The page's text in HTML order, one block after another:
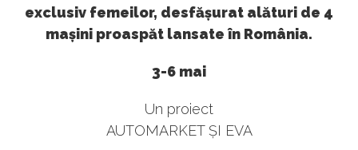
exclusiv femeilor, desfășurat alături de 4
mașini proaspăt lansate în România.
3-6 mai
Un proiect
AUTOMARKET ȘI EVA